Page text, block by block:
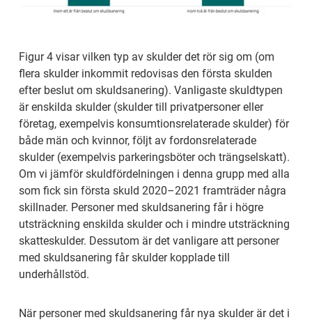
Figur 4 visar vilken typ av skulder det rör sig om (om
flera skulder inkommit redovisas den första skulden
efter beslut om skuldsanering). Vanligaste skuldtypen
är enskilda skulder (skulder till privatpersoner eller
företag, exempelvis konsumtionsrelaterade skulder) för
både män och kvinnor, följt av fordonsrelaterade
skulder (exempelvis parkeringsböter och trängselskatt).
Om vi jämför skuldfördelningen i denna grupp med alla
som fick sin första skuld 2020–2021 framträder några
skillnader. Personer med skuldsanering får i högre
utsträckning enskilda skulder och i mindre utsträckning
skatteskulder. Dessutom är det vanligare att personer
med skuldsanering får skulder kopplade till
underhållstöd.
När personer med skuldsanering får nya skulder är det i